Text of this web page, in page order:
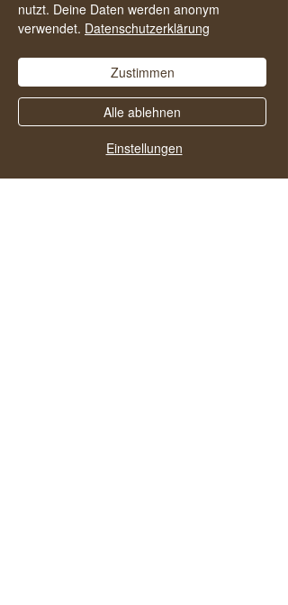
alkoholfreies und zufriedenes Leben zu
starten.
nutzt. Deine Daten werden anonym
verwendet. Datenschutzerklärung
Einstellungen
Alle ablehnen
Zustimmen